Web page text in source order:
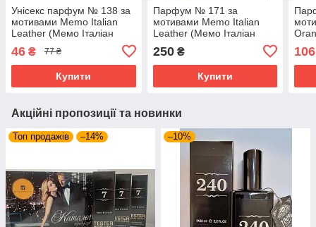
Унісекс парфум № 138 за
мотивами Memo Italian
Leather (Мемо Італіан
46 ₴ 77 ₴
Купити
Парфум № 171 за
мотивами Memo Italian
Leather (Мемо Італіан
250₴
Купити
40
106
Акційні пропозиції та новинки
Топ продажів –14% –10%